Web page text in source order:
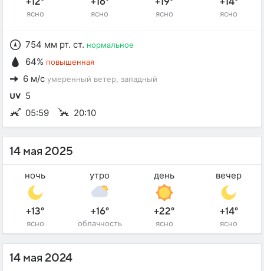
ясно ясно ясно ясно
754 мм рт. ст. нормальное
64% повышенная
6 м/с умеренный ветер , западный
5
05:59
20:10
14 мая 2025
ночь
+13°
ясно
утро
+16°
облачность
день
+22°
ясно
вечер
+14°
ясно
14 мая 2024